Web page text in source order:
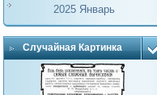
2025 Январь
Случайная Картинка